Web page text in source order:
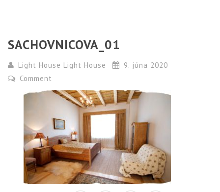
SACHOVNICOVA_01
Light House Light House
9. júna 2020
Comment